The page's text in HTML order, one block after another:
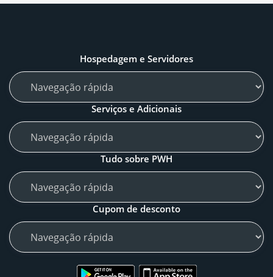
Hospedagem e Servidores
Serviços e Adicionais
Tudo sobre PWH
Cupom de desconto